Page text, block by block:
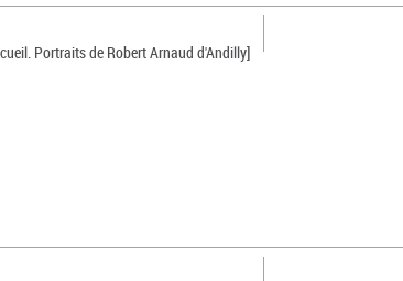
Portraits de Robert Arnaud d'Andilly]